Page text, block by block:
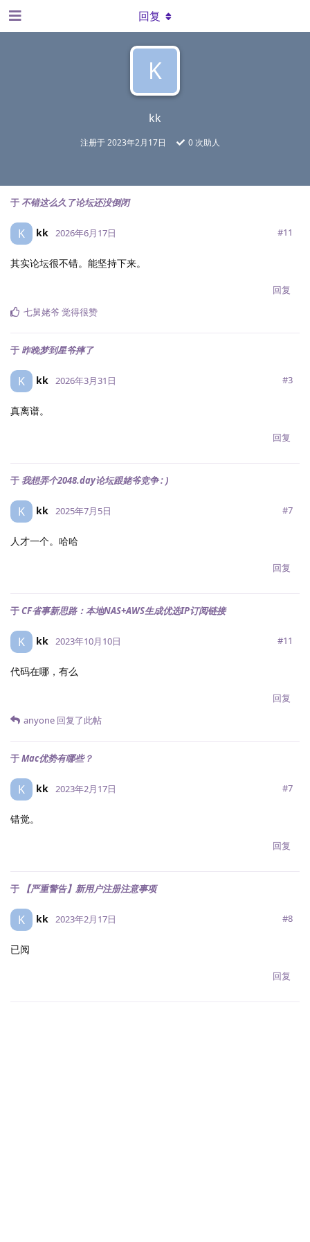
K
kk
注册于2023年2月17日 0次助人
回复
于不错这么久了论坛还没倒闭
K kk 2026年6月17日 #11
其实论坛很不错。能坚持下来。
回复
七舅姥爷 觉得很赞
于 昨晚梦到星爷摔了
K kk 2026年3月31日 #3
真离谱。
回复
于我想弄个2048.day论坛跟姥爷竞争 : )
K kk 2025年7月5日 #7
人才一个。哈哈
回复
于CF省事新思路：本地NAS+AWS生成优选IP订阅链接
K kk 2023年10月10日 #11
代码在哪，有么
回复
anyone 回复了此帖
于Mac优势有哪些？
K kk 2023年2月17日 #7
错觉。
回复
于 【严重警告】新用户注册注意事项
K kk 2023年2月17日 #8
已阅
回复